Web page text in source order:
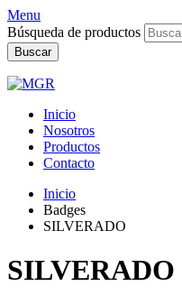
Menu
Búsqueda de productos
Buscar
Inicio
Nosotros
Productos
Contacto
Inicio
Badges
SILVERADO
SILVERADO